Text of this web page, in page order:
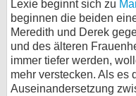
Lexie beginnt sich zu
beginnen die beiden
Meredith und Derek
und des älteren
immer tiefer werden,
mehr verstecken. Als es
Auseinandersetzung